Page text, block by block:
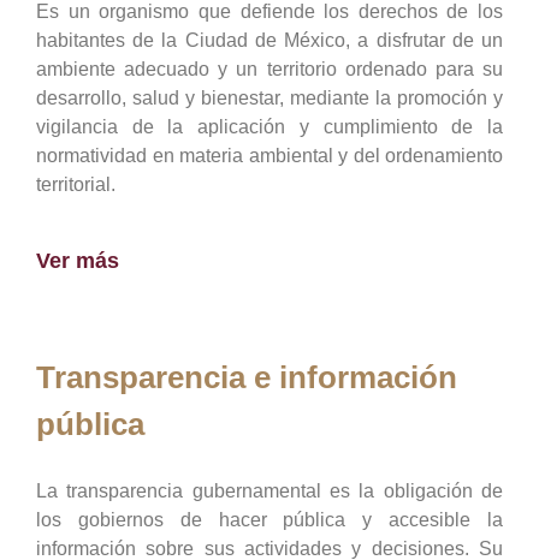
Es un organismo que defiende los derechos de los
habitantes de la Ciudad de México, a disfrutar de un
ambiente adecuado y un territorio ordenado para su
desarrollo, salud y bienestar, mediante la promoción y
vigilancia de la aplicación y cumplimiento de la
normatividad en materia ambiental y del ordenamiento
territorial.
Ver más
Transparencia e información
pública
La transparencia gubernamental es la obligación de
los gobiernos de hacer pública y accesible la
información sobre sus actividades y decisiones. Su